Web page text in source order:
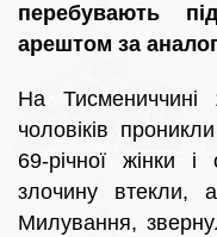
перебувають
арештом за
На
чоловіків
69-річної жінки
злочину втекли,
Милування,